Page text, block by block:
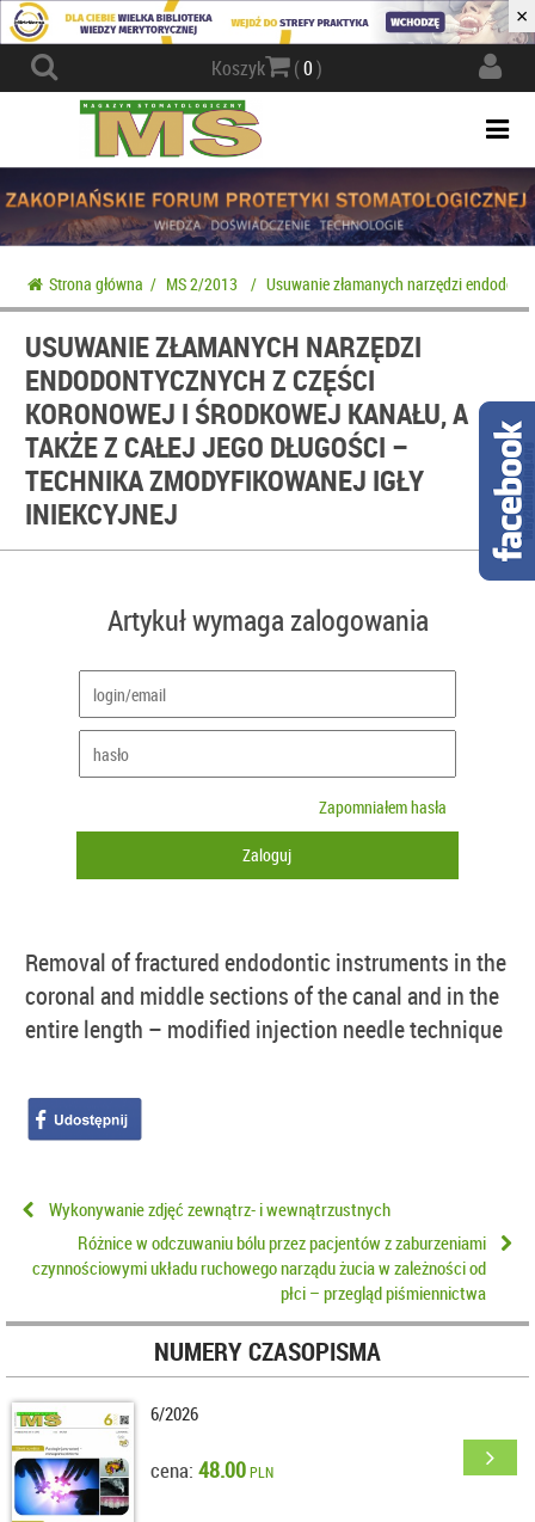
×
Koszyk (0)
Strona główna / MS 2/2013 / Usuwanie złamanych narzędzi
USUWANIE ZŁAMANYCH NARZĘDZI
ENDODONTYCZNYCH Z CZĘŚCI
KORONOWEJ I ŚRODKOWEJ KANAŁU, A
TAKŻE Z CAŁEJ JEGO DŁUGOŚCI –
TECHNIKA ZMODYFIKOWANEJ IGŁY
INIEKCYJNEJ
Artykuł wymaga zalogowania
Zapomniałem hasła
Removal of fractured endodontic instruments in the
coronal and middle sections of the canal and in the
entire length – modified injection needle technique
Wykonywanie zdjęć zewnątrz- i wewnątrzustnych
Różnice w odczuwaniu bólu przez pacjentów z zaburzeniami
czynnościowymi układu ruchowego narządu żucia w zależności od
płci – przegląd piśmiennictwa
NUMERY CZASOPISMA
6/2026
cena: 48.00PLN